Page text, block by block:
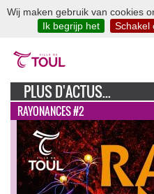
Wij maken gebruik van cookies
Ik begrijp het
Schakel
PLUS D'ACTUS...
RAYONANCES #2